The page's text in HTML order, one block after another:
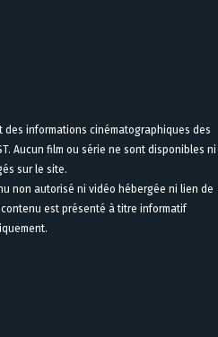
informations cinématographiques des
Aucun film ou série ne sont disponibles ni
sur le site.
non autorisé ni vidéo hébergée ni lien de
est présenté à titre informatif